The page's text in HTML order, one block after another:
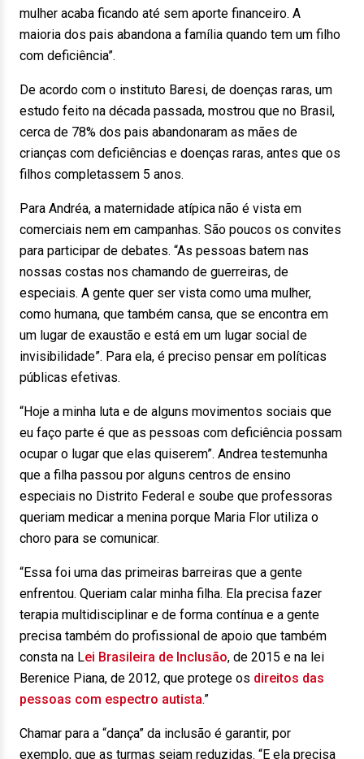
mulher acaba ficando até sem aporte financeiro. A
maioria dos pais abandona a família quando tem um filho
com deficiência”.
De acordo com o instituto Baresi, de doenças raras, um
estudo feito na década passada, mostrou que no Brasil,
cerca de 78% dos pais abandonaram as mães de
crianças com deficiências e doenças raras, antes que os
filhos completassem 5 anos.
Para Andréa, a maternidade atípica não é vista em
comerciais nem em campanhas. São poucos os convites
para participar de debates. “As pessoas batem nas
nossas costas nos chamando de guerreiras, de
especiais. A gente quer ser vista como uma mulher,
como humana, que também cansa, que se encontra em
um lugar de exaustão e está em um lugar social de
invisibilidade”. Para ela, é preciso pensar em políticas
públicas efetivas.
“Hoje a minha luta e de alguns movimentos sociais que
eu faço parte é que as pessoas com deficiência possam
ocupar o lugar que elas quiserem”. Andrea testemunha
que a filha passou por alguns centros de ensino
especiais no Distrito Federal e soube que professoras
queriam medicar a menina porque Maria Flor utiliza o
choro para se comunicar.
“Essa foi uma das primeiras barreiras que a gente
enfrentou. Queriam calar minha filha. Ela precisa fazer
terapia multidisciplinar e de forma contínua e a gente
precisa também do profissional de apoio que também
consta na Lei Brasileira de Inclusão, de 2015 e na lei
Berenice Piana, de 2012, que protege os direitos das
pessoas com espectro autista.”
Chamar para a “dança” da inclusão é garantir, por
exemplo, que as turmas sejam reduzidas. “E ela precisa